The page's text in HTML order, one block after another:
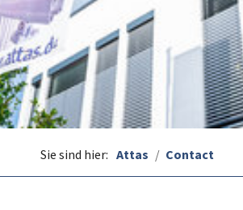
You are here:
Sie sind hier: Attas Contact